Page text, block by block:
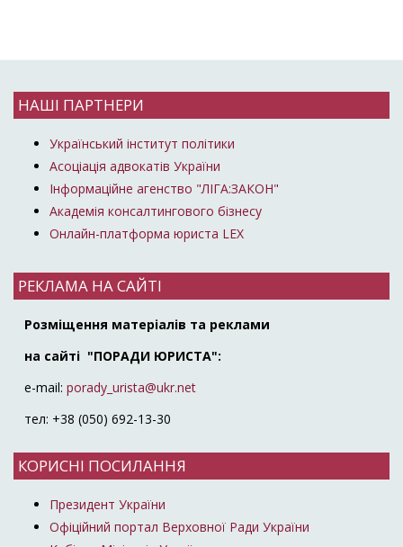
НАШІ ПАРТНЕРИ
Український інститут політики
Асоціація адвокатів України
Інформаційне агенство "ЛІГА:ЗАКОН"
Академія консалтингового бізнесу
Онлайн-платформа юриста LEX
РЕКЛАМА НА САЙТІ
Розміщення матеріалів та реклами
на сайті "ПОРАДИ ЮРИСТА":
e-mail: porady_urista@ukr.net
тел: +38 (050) 692-13-30
КОРИСНІ ПОСИЛАННЯ
Президент України
Офіційний портал Верховної Ради України